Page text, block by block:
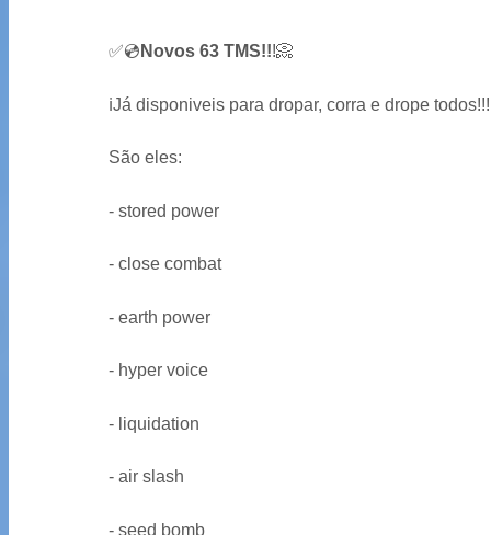
✅💿 Novos 63 TMS!!!📀
ℹ️Já disponiveis para dropar, corra e drope todos!!!
São eles:
- stored power
- close combat
- earth power
- hyper voice
- liquidation
- air slash
- seed bomb